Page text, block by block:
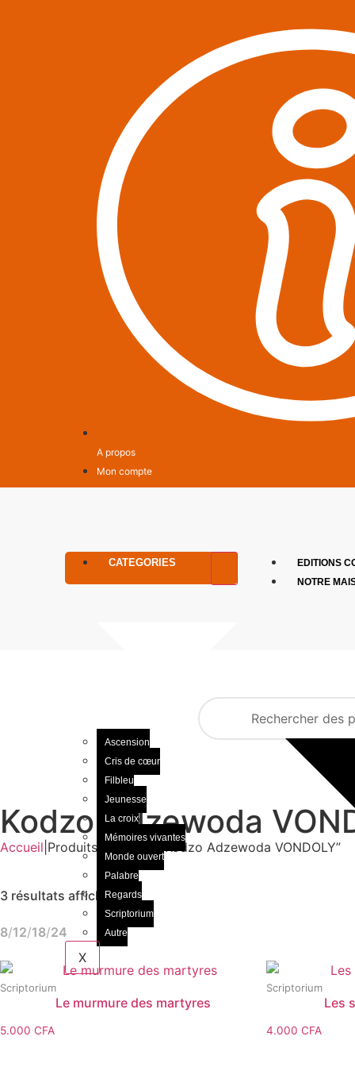
A propos
Mon compte
CATEGORIES
Ascension
Cris de cœur
Filbleu
Jeunesse
La croix
Mémoires vivantes
Monde ouvert
Palabre
Regards
Scriptorium
Autre
X
EDITIONS
NOTRE
Kodzo Adzewoda
Accueil Produits identifiés “Kodzo Adzewoda VONDOLY”
3 résultats affichés
8 12 18 24
Scriptorium
Le murmure des martyres
5.000 CFA
Scriptorium
Les
4.000 CFA